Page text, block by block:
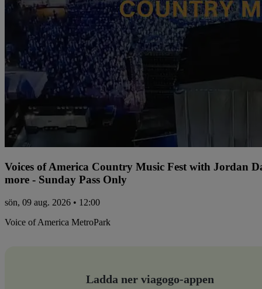
Voices of America Country Music Fest with Jordan
more - Sunday Pass Only
sön, 09 aug. 2026 • 12:00
Voice of America MetroPark
Ladda ner viagogo-appen